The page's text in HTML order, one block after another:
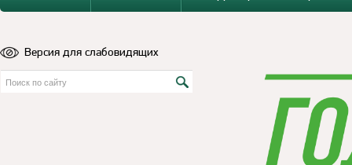
Версия для слабовидящих